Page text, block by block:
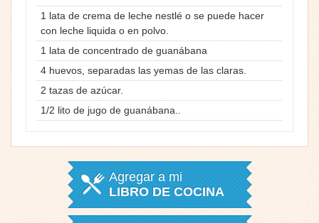
1 lata de crema de leche nestlé o se puede hacer
con leche liquida o en polvo.
1 lata de concentrado de guanábana
4 huevos, separadas las yemas de las claras.
2 tazas de azúcar.
1/2 lito de jugo de guanábana..
Agregar a mi
LIBRO DE COCINA